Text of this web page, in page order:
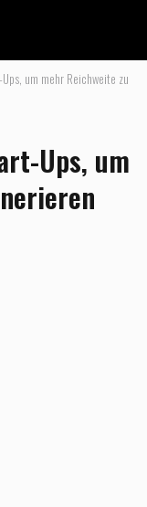
um mehr Reichweite zu
Ups, um